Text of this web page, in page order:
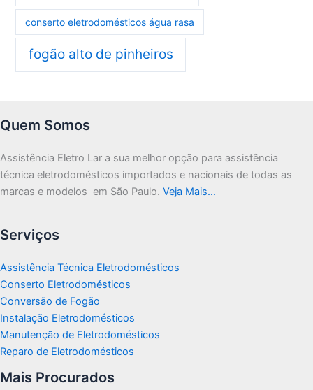
conserto eletrodomésticos água rasa
fogão alto de pinheiros
Quem Somos
Assistência Eletro Lar a sua melhor opção para assistência
técnica eletrodomésticos importados e nacionais de todas as
marcas e modelos em São Paulo. Veja Mais…
Serviços
Assistência Técnica Eletrodomésticos
Conserto Eletrodomésticos
Conversão de Fogão
Instalação Eletrodomésticos
Manutenção de Eletrodomésticos
Reparo de Eletrodomésticos
Mais Procurados